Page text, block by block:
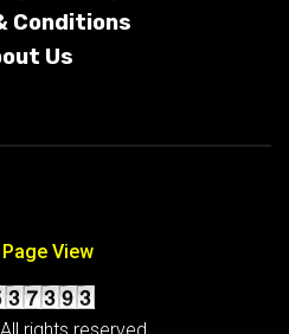
Conditions
Us
View